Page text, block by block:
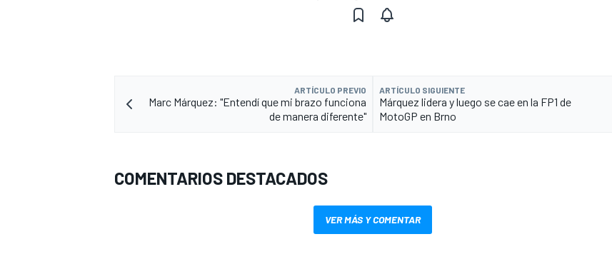
ARTÍCULO PREVIO
Marc Márquez: "Entendí que mi brazo funciona
de manera diferente"
ARTÍCULO SIGUIENTE
Márquez lidera y luego se cae en la FP1 de
MotoGP en Brno
COMENTARIOS DESTACADOS
VER MÁS Y COMENTAR